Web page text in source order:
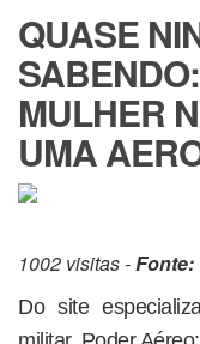
QUASE
MULHER
UMA
1002 visitas -Fonte:
Do site